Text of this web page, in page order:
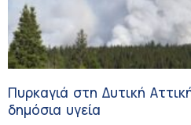
Πυρκαγιά στη Δυτική
δημόσια υγεία